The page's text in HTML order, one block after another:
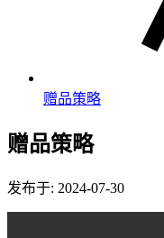
赠品策略
赠品策略
发布于: 2024-07-30